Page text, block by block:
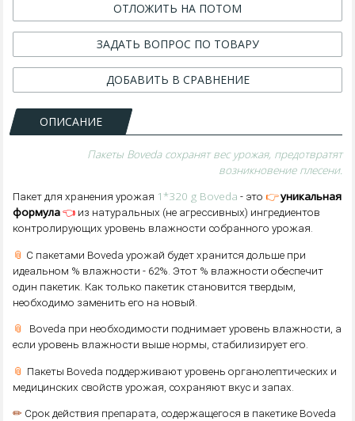
ОТЛОЖИТЬ НА ПОТОМ
ЗАДАТЬ ВОПРОС ПО ТОВАРУ
ДОБАВИТЬ В СРАВНЕНИЕ
ОПИСАНИЕ
Пакеты Boveda сохранят вес урожая, предотвратят
возникновение плесени.
Пакет для хранения урожая 1*320 g Boveda - это👉уникальная
формула👈 из натуральных (не агрессивных) ингредиентов
контролирующих уровень влажности собранного урожая.
📎 С пакетами Boveda урожай будет хранится дольше при
идеальном % влажности - 62%. Этот % влажности обеспечит
один пакетик. Как только пакетик становится твердым,
необходимо заменить его на новый.
📎
Boveda при необходимости поднимает уровень влажности, а
если уровень влажности выше нормы, стабилизирует его.
📎 Пакеты Boveda поддерживают уровень органолептических и
медицинских свойств урожая, сохраняют вкус и запах.
✏ Срок действия препарата, содержащегося в пакетике Boveda